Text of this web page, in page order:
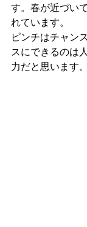
す。春が近づい
れています。
ピンチはチャン
スにできるのは
力だと思います。